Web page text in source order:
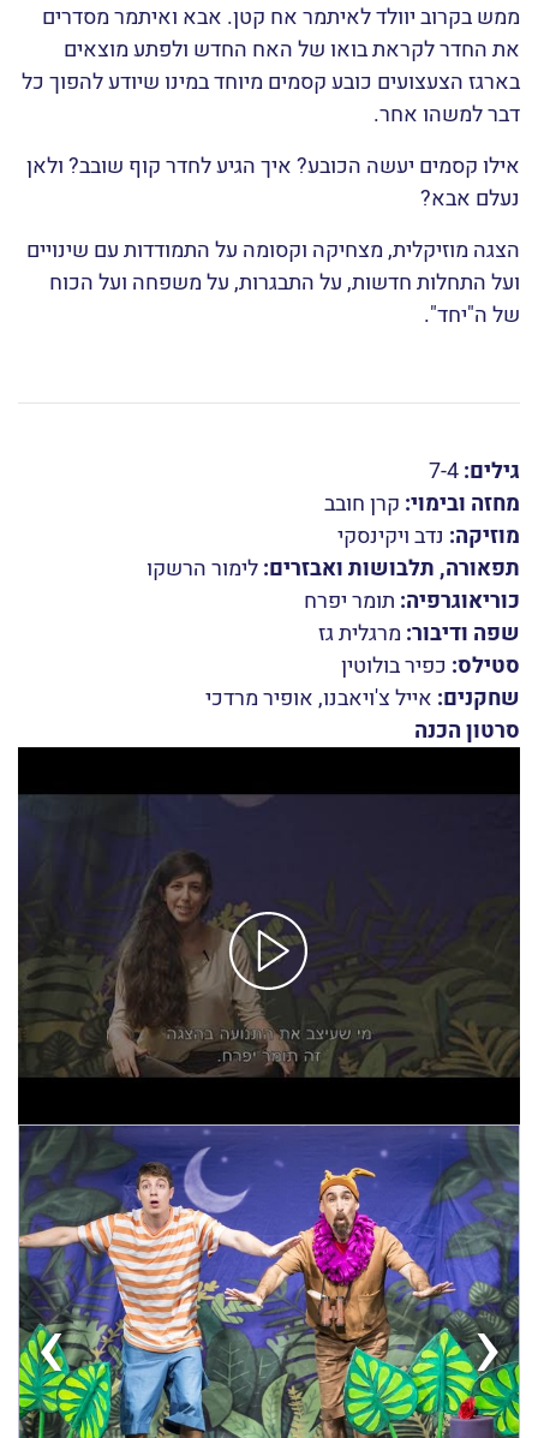
ממש בקרוב יוולד לאיתמר אח קטן. אבא ואיתמר מסדרים
את החדר לקראת בואו של האח החדש ולפתע מוצאים
בארגז הצעצועים כובע קסמים מיוחד במינו שיודע להפוך כל
דבר למשהו אחר.
אילו קסמים יעשה הכובע? איך הגיע לחדר קוף שובב? ולאן
נעלם אבא?
הצגה מוזיקלית, מצחיקה וקסומה על התמודדות עם שינויים
ועל התחלות חדשות, על התבגרות, על משפחה ועל הכוח
של ה"יחד".
גילים:7-4
מחזה ובימוי: קרן חובב
מוזיקה: נדב ויקינסקי
תפאורה, תלבושות ואבזרים:לימור הרשקו
כוריאוגרפיה: תומר יפרח
שפה ודיבור: מרגלית גז
סטילס: כפיר בולוטין
שחקנים: אייל צ'ויאבנו, אופיר מרדכי
סרטון הכנה
‹
›